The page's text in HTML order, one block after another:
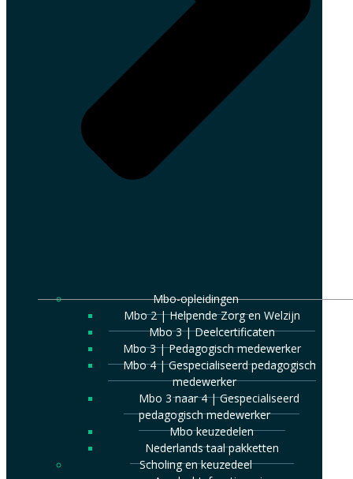
Mbo-opleidingen
Mbo 2 | Helpende Zorg en Welzijn
Mbo 3 | Deelcertificaten
Mbo 3 | Pedagogisch medewerker
Mbo 4 | Gespecialiseerd pedagogisch
medewerker
Mbo 3 naar 4 | Gespecialiseerd
pedagogisch medewerker
Mbo keuzedelen
Nederlands taal pakketten
Scholing en keuzedeel